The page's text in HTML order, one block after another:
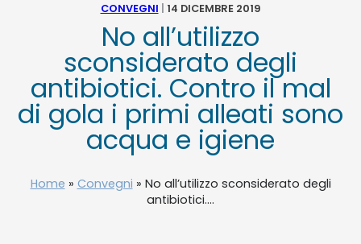
VIDEO
RECENSIONI
PATOLOGIE E TRATTAMENTI
NEWS
CONVEGNI 14 DICEMBRE 2019
No all’utilizzo
sconsiderato degli
antibiotici. Contro il mal
di gola i primi alleati sono
acqua e igiene
Home » Convegni » No all’utilizzo sconsiderato degli
antibiotici....